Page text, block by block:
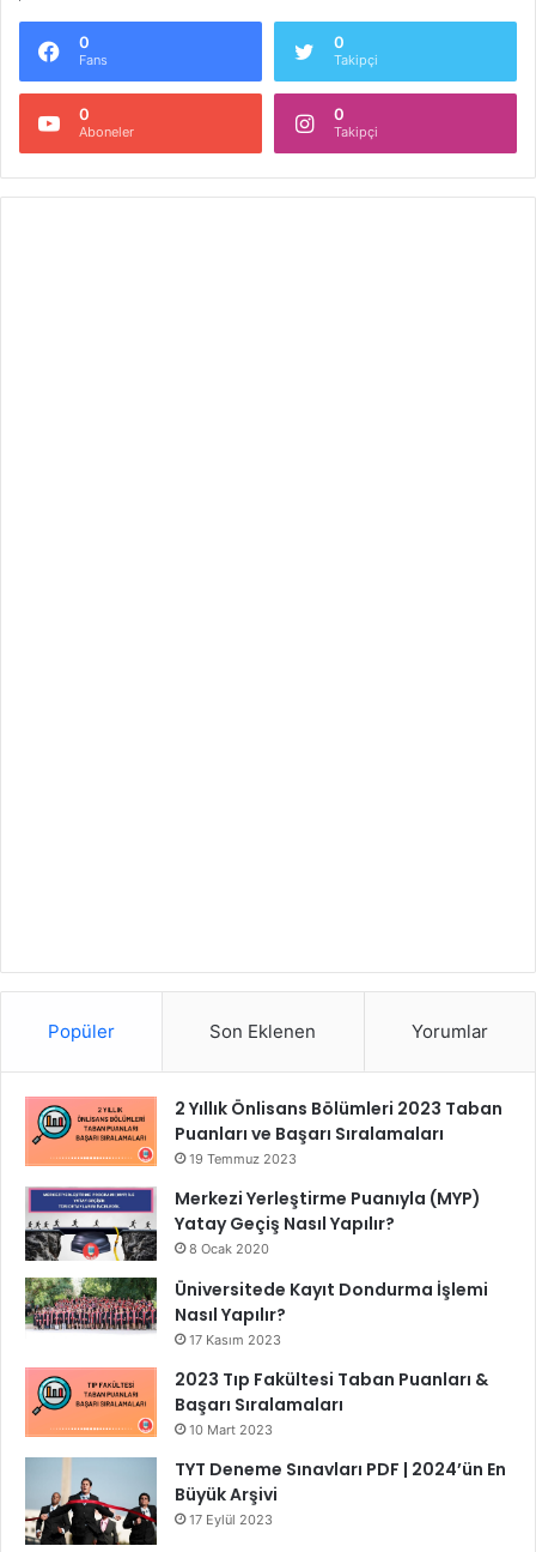
0
Fans
0
Takipçi
0
Aboneler
0
Takipçi
Popüler Son Eklenen Yorumlar
2 Yıllık Önlisans Bölümleri 2023 Taban
Puanları ve Başarı Sıralamaları
19 Temmuz 2023
Merkezi Yerleştirme Puanıyla (MYP)
Yatay Geçiş Nasıl Yapılır?
8 Ocak 2020
Üniversitede Kayıt Dondurma İşlemi
Nasıl Yapılır?
17 Kasım 2023
2023 Tıp Fakültesi Taban Puanları &
Başarı Sıralamaları
10 Mart 2023
TYT Deneme Sınavları PDF | 2024’ün En
Büyük Arşivi
17 Eylül 2023